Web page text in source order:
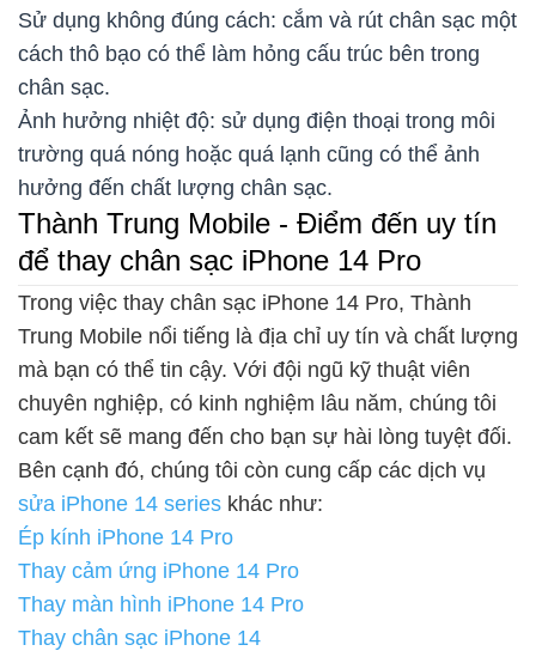
Sử dụng không đúng cách: cắm và rút chân sạc một
cách thô bạo có thể làm hỏng cấu trúc bên trong
chân sạc.
Ảnh hưởng nhiệt độ: sử dụng điện thoại trong môi
trường quá nóng hoặc quá lạnh cũng có thể ảnh
hưởng đến chất lượng chân sạc.
Thành Trung Mobile - Điểm đến uy tín
để thay chân sạc iPhone 14 Pro
Trong việc thay chân sạc iPhone 14 Pro, Thành
Trung Mobile nổi tiếng là địa chỉ uy tín và chất lượng
mà bạn có thể tin cậy. Với đội ngũ kỹ thuật viên
chuyên nghiệp, có kinh nghiệm lâu năm, chúng tôi
cam kết sẽ mang đến cho bạn sự hài lòng tuyệt đối.
Bên cạnh đó, chúng tôi còn cung cấp các dịch vụ
sửa iPhone 14 series khác như:
Ép kính iPhone 14 Pro
Thay cảm ứng iPhone 14 Pro
Thay màn hình iPhone 14 Pro
Thay chân sạc iPhone 14